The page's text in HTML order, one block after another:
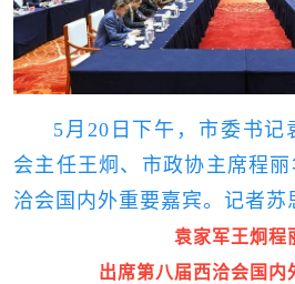
5月20日下午，市委书记
会主任王炯、市政协主席程
洽会国内外重要嘉宾。记者苏
袁家军王炯程
出席第八届西洽会国内